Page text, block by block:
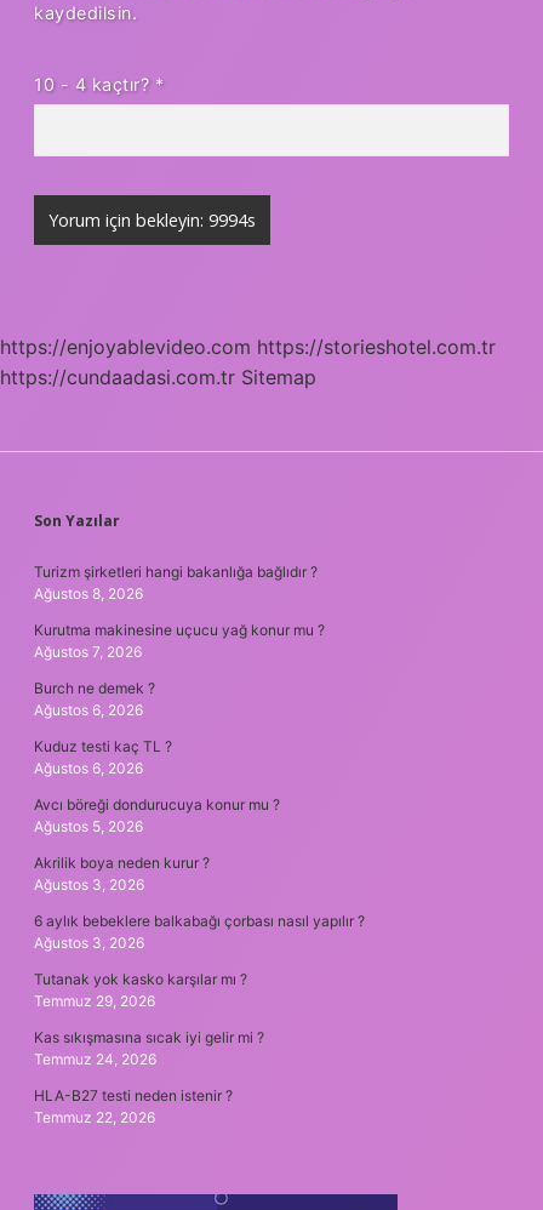
kaydedilsin.
10 - 4 kaçtır? *
https://enjoyablevideo.com https://storieshotel.com.tr
https://cundaadasi.com.tr Sitemap
SIDEBAR
Son Yazılar
Turizm şirketleri hangi bakanlığa bağlıdır ?
Ağustos 8, 2026
Kurutma makinesine uçucu yağ konur mu ?
Ağustos 7, 2026
Burch ne demek ?
Ağustos 6, 2026
Kuduz testi kaç TL ?
Ağustos 6, 2026
Avcı böreği dondurucuya konur mu ?
Ağustos 5, 2026
Akrilik boya neden kurur ?
Ağustos 3, 2026
6 aylık bebeklere balkabağı çorbası nasıl yapılır ?
Ağustos 3, 2026
Tutanak yok kasko karşılar mı ?
Temmuz 29, 2026
Kas sıkışmasına sıcak iyi gelir mi ?
Temmuz 24, 2026
HLA-B27 testi neden istenir ?
Temmuz 22, 2026